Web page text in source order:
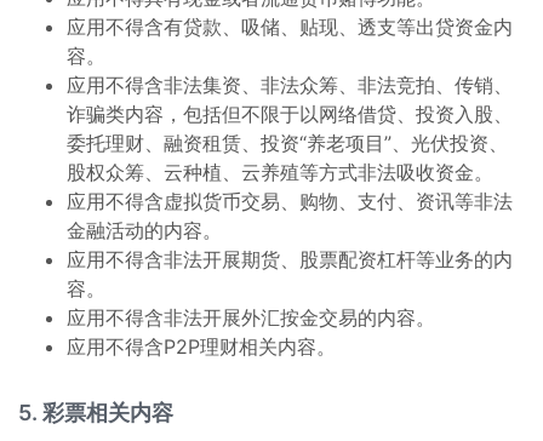
应用不得含有贷款、吸储、贴现、透支等出贷资金内
容。
应用不得含非法集资、非法众筹、非法竞拍、传销、
诈骗类内容，包括但不限于以网络借贷、投资入股、
委托理财、融资租赁、投资“养老项目”、光伏投资、
股权众筹、云种植、云养殖等方式非法吸收资金。
应用不得含虚拟货币交易、购物、支付、资讯等非法
金融活动的内容。
应用不得含非法开展期货、股票配资杠杆等业务的内
容。
应用不得含非法开展外汇按金交易的内容。
应用不得含P2P理财相关内容。
5. 彩票相关内容